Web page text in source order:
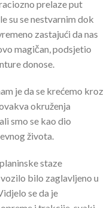
prelaze put
su se nestvarnim dok
zastajući da nas
magičan, podsjetio
donose.
je da se krećemo kroz
okruženja
smo se kao dio
života.
staze
bilo zaglavljeno u
se da je